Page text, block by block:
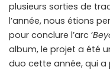
plusieurs sorties de
l’année, nous étions
pour conclure l’arc ‘
album, le projet a été
duo cette année, qui a